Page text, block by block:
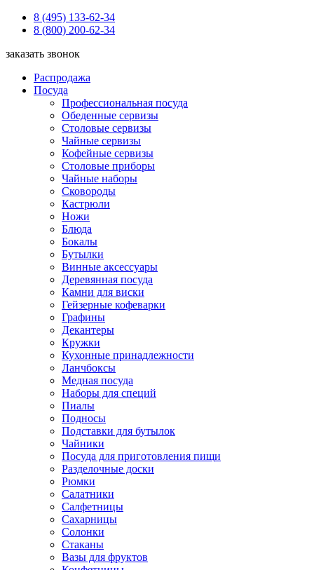
8 (495) 133-62-34
8 (800) 200-62-34
заказать звонок
Распродажа
Посуда
Профессиональная посуда
Обеденные сервизы
Столовые сервизы
Чайные сервизы
Кофейные сервизы
Столовые приборы
Чайные наборы
Сковороды
Кастрюли
Ножи
Блюда
Бокалы
Бутылки
Винные аксессуары
Деревянная посуда
Камни для виски
Гейзерные кофеварки
Графины
Декантеры
Кружки
Кухонные принадлежности
Ланчбоксы
Медная посуда
Наборы для специй
Пиалы
Подносы
Подставки для бутылок
Чайники
Посуда для приготовления пищи
Разделочные доски
Рюмки
Салатники
Салфетницы
Сахарницы
Солонки
Стаканы
Вазы для фруктов